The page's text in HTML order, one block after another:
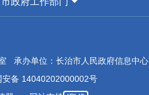
承办单位：长治市人民政府信息中心
安备 14040202000002号